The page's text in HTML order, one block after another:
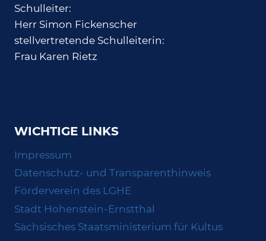
Schulleiter:
Herr Simon Fickenscher
stellvertretende Schulleiterin:
Frau Karen Rietz
WICHTIGE LINKS
Impressum
Datenschutz- und Transparenthinweis
Förderverein des LGHE
Stadt Hohenstein-Ernstthal
Sächsisches Staatsministerium für Kultus